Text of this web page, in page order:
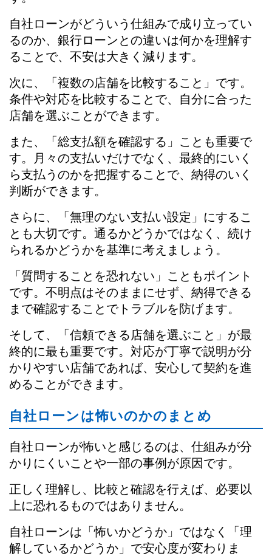
自社ローンがどういう仕組みで成り立ってい
るのか、銀行ローンとの違いは何かを理解す
ることで、不安は大きく減ります。
次に、「複数の店舗を比較すること」です。
条件や対応を比較することで、自分に合った
店舗を選ぶことができます。
また、「総支払額を確認する」ことも重要で
す。月々の支払いだけでなく、最終的にいく
ら支払うのかを把握することで、納得のいく
判断ができます。
さらに、「無理のない支払い設定」にするこ
とも大切です。通るかどうかではなく、続け
られるかどうかを基準に考えましょう。
「質問することを恐れない」こともポイント
です。不明点はそのままにせず、納得できる
まで確認することでトラブルを防げます。
そして、「信頼できる店舗を選ぶこと」が最
終的に最も重要です。対応が丁寧で説明が分
かりやすい店舗であれば、安心して契約を進
めることができます。
自社ローンは怖いのかのまとめ
自社ローンが怖いと感じるのは、仕組みが分
かりにくいことや一部の事例が原因です。
正しく理解し、比較と確認を行えば、必要以
上に恐れるものではありません。
自社ローンは「怖いかどうか」ではなく「理
解しているかどうか」で安心度が変わりま